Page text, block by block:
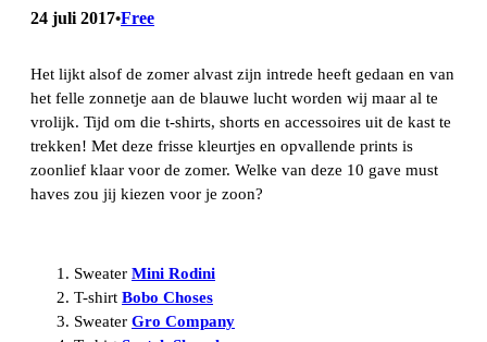
24 juli 2017•Free
Het lijkt alsof de zomer alvast zijn intrede heeft gedaan en van
het felle zonnetje aan de blauwe lucht worden wij maar al te
vrolijk. Tijd om die t-shirts, shorts en accessoires uit de kast te
trekken! Met deze frisse kleurtjes en opvallende prints is
zoonlief klaar voor de zomer. Welke van deze 10 gave must
haves zou jij kiezen voor je zoon?
Sweater Mini Rodini
T-shirt Bobo Choses
Sweater Gro Company